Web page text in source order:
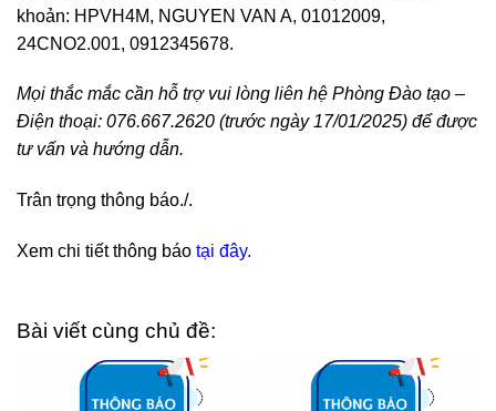
khoản: HPVH4M, NGUYEN VAN A, 01012009,
24CNO2.001, 0912345678.
Mọi thắc mắc cần hỗ trợ vui lòng liên hệ Phòng Đào tạo –
Điện thoại: 076.667.2620 (trước ngày 17/01/2025) để được
tư vấn và hướng dẫn.
Trân trọng thông báo./.
Xem chi tiết thông báo tại đây.
Bài viết cùng chủ đề: